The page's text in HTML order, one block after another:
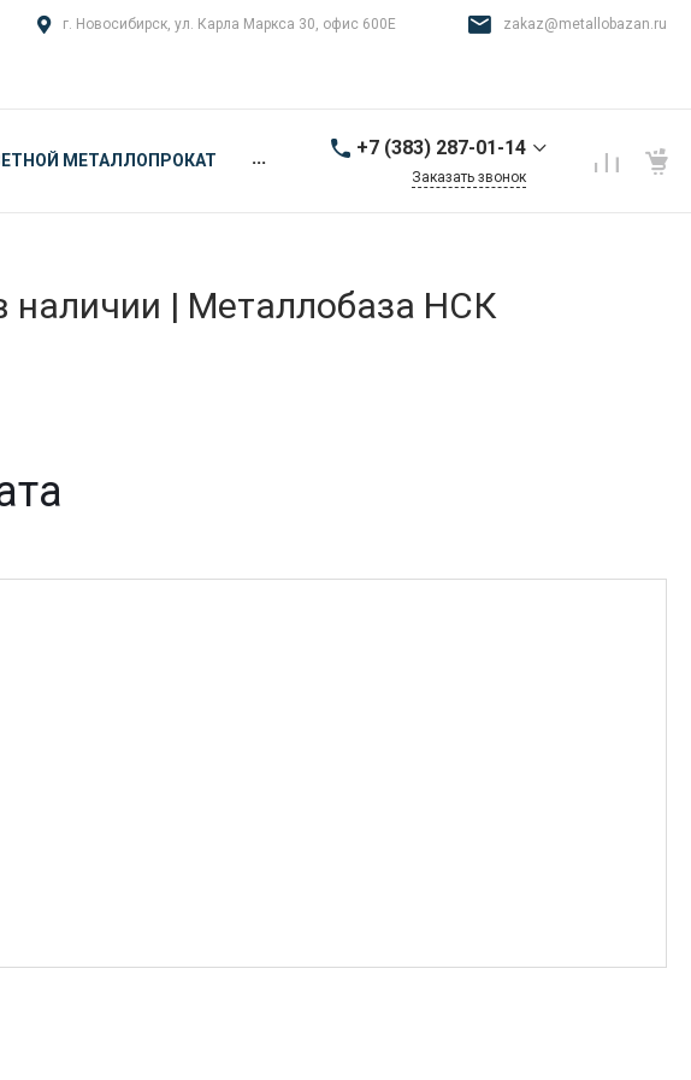
г. Новосибирск, ул. Карла Маркса 30, офис 600Е zakaz@metallobazan.ru
МЕТАЛЛОПРОКАТ ... +7 (383) 287-01-14
9:00-18:00 пн-пт
Заказать звонок
наличии | Металлобаза НСК